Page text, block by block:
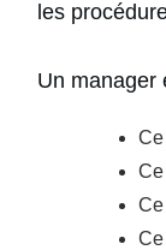
les
Un manager
Ce
Ce
Ce
Ce